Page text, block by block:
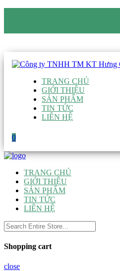
TRANG CHỦ
GIỚI THIỆU
SẢN PHẨM
TIN TỨC
LIÊN HỆ
0
TRANG CHỦ
GIỚI THIỆU
SẢN PHẨM
TIN TỨC
LIÊN HỆ
Shopping cart
close